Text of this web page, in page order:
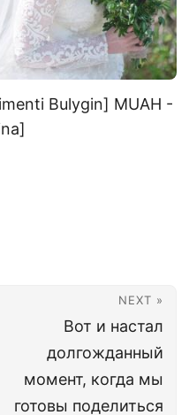
Bulygin] MUAH -
NEXT »
Вот и настал
долгожданный
момент, когда мы
готовы поделиться